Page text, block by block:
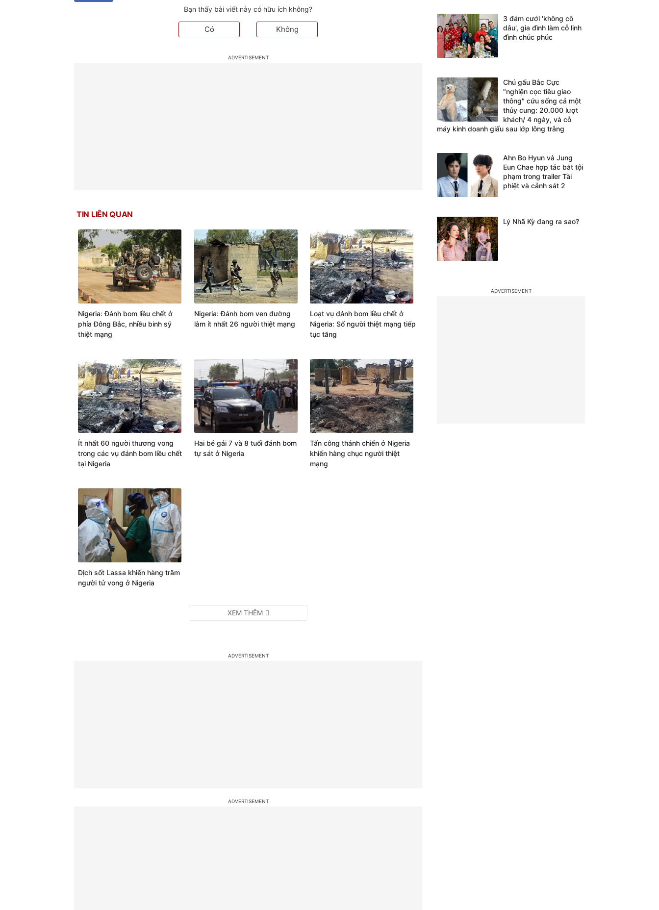
Bạn thấy bài viết này có hữu ích không?
Có Không
TIN LIÊN QUAN
Nigeria: Đánh bom liều chết ở
phía Đông Bắc, nhiều binh sỹ
thiệt mạng
Nigeria: Đánh bom ven đường
làm ít nhất 26 người thiệt mạng
Loạt vụ đánh bom liều chết ở
Nigeria: Số người thiệt mạng tiếp
tục tăng
Ít nhất 60 người thương vong
trong các vụ đánh bom liều chết
tại Nigeria
Hai bé gái 7 và 8 tuổi đánh bom
tự sát ở Nigeria
Tấn công thánh chiến ở Nigeria
khiến hàng chục người thiệt
mạng
Dịch sốt Lassa khiến hàng trăm
người tử vong ở Nigeria
3 đám cưới 'không cô
dâu', gia đình làm cỗ linh
đình chúc phúc
Chú gấu Bắc Cực
"nghiện cọc tiêu giao
thông" cứu sống cả một
thủy cung: 20.000 lượt
khách/ 4 ngày, và cỗ
máy kinh doanh giấu sau lớp lông trắng
Ahn Bo Hyun và Jung
Eun Chae hợp tác bắt tội
phạm trong trailer Tài
phiệt và cảnh sát 2
Lý Nhã Kỳ đang ra sao?